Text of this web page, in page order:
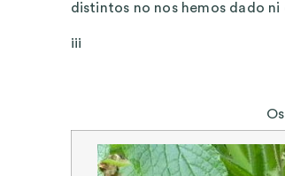
distintos no nos hemos dado
¡¡¡